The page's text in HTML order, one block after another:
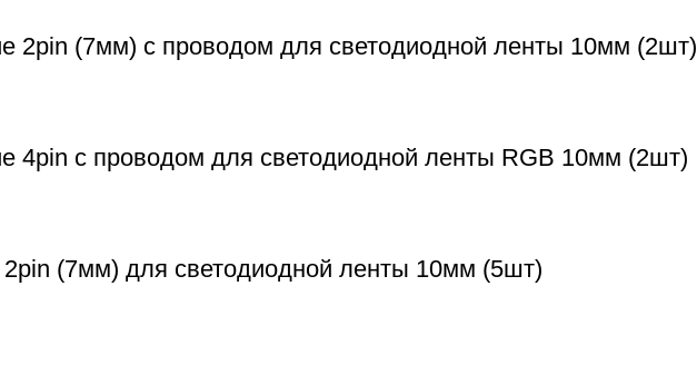
2pin (7мм) с проводом для светодиодной ленты 10мм (2шт)
4pin с проводом для светодиодной ленты RGB 10мм (2шт)
(7мм) для светодиодной ленты 10мм (5шт)